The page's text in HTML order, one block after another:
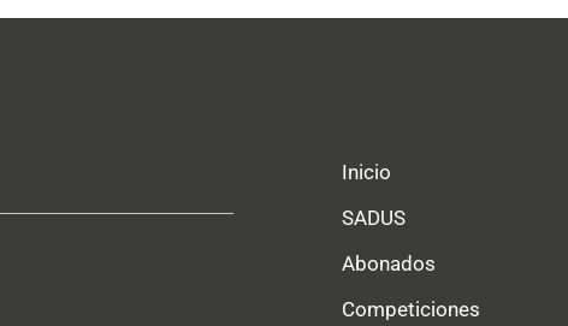
Inicio
SADUS
Abonados
Competiciones